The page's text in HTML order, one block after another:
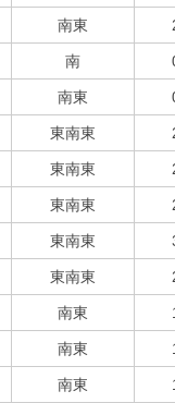
南東
南
南東
東南東
東南東
東南東
東南東
東南東
南東
南東
南東